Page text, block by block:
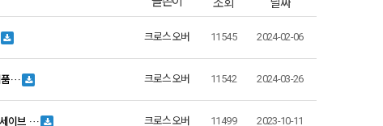
크로스오버 11545 2024-02-06
품… 크로스오버 11542 2024-03-26
세이브 … 크로스오버 11499 2023-10-11